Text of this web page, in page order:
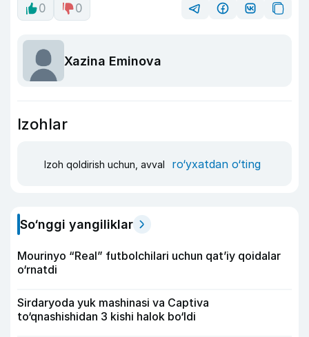
0 0
Xazina Eminova
Izohlar
Izoh qoldirish uchun, avval ro‘yxatdan o‘ting
So‘nggi yangiliklar
Mourinyo “Real” futbolchilari uchun qat’iy qoidalar
o‘rnatdi
Sirdaryoda yuk mashinasi va Captiva
to‘qnashishidan 3 kishi halok bo‘ldi